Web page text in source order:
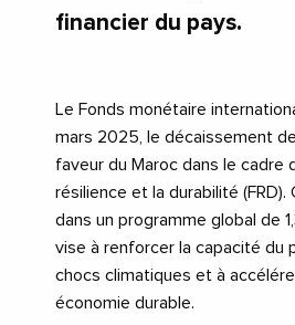
financier du pays.
Le Fonds monétaire
mars 2025, le décaissement
faveur du Maroc dans le cadre
résilience et la durabilité (FRD).
dans un programme global de
vise à renforcer la capacité du
chocs climatiques et à
économie durable.